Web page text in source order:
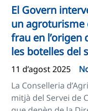
El Govern
un agroturisme
frau en
les botelles del
11 d’agost 2025
La Conselleria
mitjà del Servei de